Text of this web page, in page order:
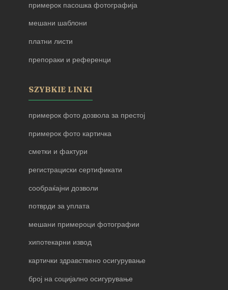
примерок пасошка фотографија
мешани шаблони
платни листи
препораки и референци
SZYBKIE LINKI
примерок фото дозвола за престој
примерок фото картичка
сметки и фактури
регистрациски сертификати
сообраќајни дозволи
потврди за уплата
мешани примероци фотографии
хипотекарни извод
картички здравствено осигурување
број на социјално осигурување